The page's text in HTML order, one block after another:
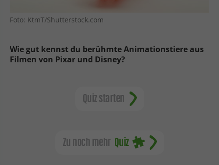
Foto: KtmT/Shutterstock.com
Wie gut kennst du berühmte Animationstiere aus
Filmen von Pixar und Disney?
Quiz starten
Zu noch mehr Quiz